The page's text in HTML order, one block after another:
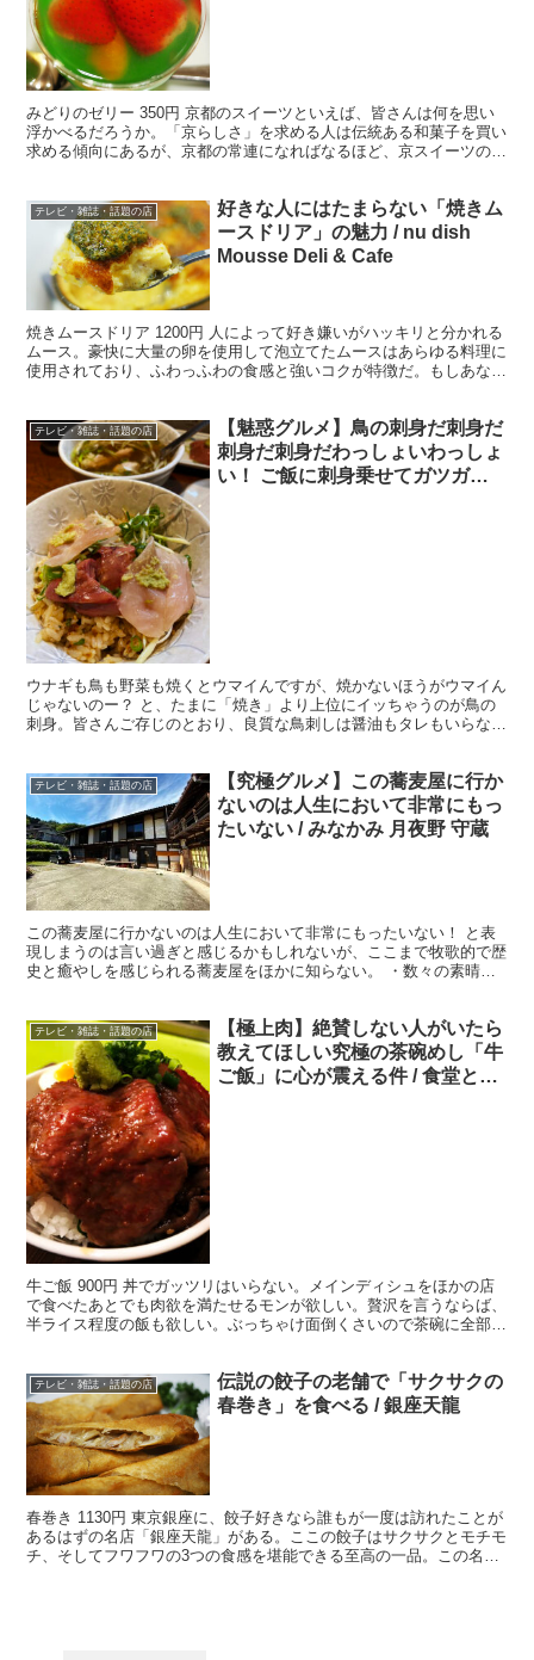
みどりのゼリー 350円 京都のスイーツといえば、皆さんは何を思い
浮かべるだろうか。「京らしさ」を求める人は伝統ある和菓子を買い
求める傾向にあるが、京都の常連になればなるほど、京スイーツの奥
テレビ・雑誌・話題の店
好きな人にはたまらない「焼きム
ースドリア」の魅力 / nu dish
Mousse Deli & Cafe
焼きムースドリア 1200円 人によって好き嫌いがハッキリと分かれる
ムース。豪快に大量の卵を使用して泡立てたムースはあらゆる料理に
使用されており、ふわっふわの食感と強いコクが特徴だ。もしあなた
テレビ・雑誌・話題の店
【魅惑グルメ】鳥の刺身だ刺身だ
刺身だ刺身だわっしょいわっしょ
い！ ご飯に刺身乗せてガツガツ
ウナギも鳥も野菜も焼くとウマイんですが、焼かないほうがウマイん
じゃないのー？ と、たまに「焼き」より上位にイッちゃうのが鳥の
刺身。皆さんご存じのとおり、良質な鳥刺しは醤油もタレもいらない
テレビ・雑誌・話題の店
【究極グルメ】この蕎麦屋に行か
ないのは人生において非常にもっ
たいない / みなかみ 月夜野 守蔵
この蕎麦屋に行かないのは人生において非常にもったいない！ と表
現しまうのは言い過ぎと感じるかもしれないが、ここまで牧歌的で歴
史と癒やしを感じられる蕎麦屋をほかに知らない。 ・数々の素晴ら
テレビ・雑誌・話題の店
【極上肉】絶賛しない人がいたら
教えてほしい究極の茶碗めし「牛
ご飯」に心が震える件 / 食堂とだ
牛ご飯 900円 丼でガッツリはいらない。メインディシュをほかの店
で食べたあとでも肉欲を満たせるモンが欲しい。贅沢を言うならば、
半ライス程度の飯も欲しい。ぶっちゃけ面倒くさいので茶碗に全部盛
テレビ・雑誌・話題の店
伝説の餃子の老舗で「サクサクの
春巻き」を食べる / 銀座天龍
春巻き 1130円 東京銀座に、餃子好きなら誰もが一度は訪れたことが
あるはずの名店「銀座天龍」がある。ここの餃子はサクサクとモチモ
チ、そしてフワフワの3つの食感を堪能できる至高の一品。この名店